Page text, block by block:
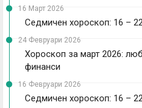
16 Март 2026
Седмичен хороскоп: 16 –
24 Февруари 2026
Хороскоп за март 2026:
финанси
16 Февруари 2026
Седмичен хороскоп: 16 –